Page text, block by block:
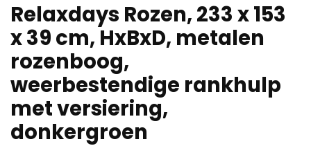
Relaxdays Rozen, 233 x 153
x 39 cm, HxBxD, metalen
rozenboog,
weerbestendige rankhulp
met versiering,
donkergroen